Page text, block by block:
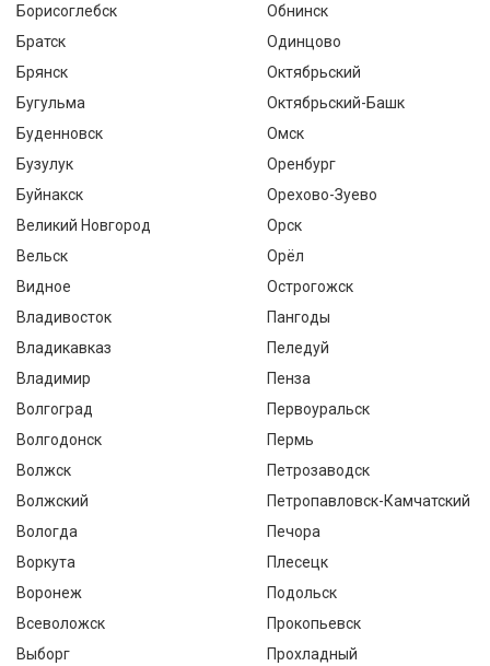
Борисоглебск
Братск
Брянск
Бугульма
Буденновск
Бузулук
Буйнакск
Великий Новгород
Вельск
Видное
Владивосток
Владикавказ
Владимир
Волгоград
Волгодонск
Волжск
Волжский
Вологда
Воркута
Воронеж
Всеволожск
Выборг
Обнинск
Одинцово
Октябрьский
Октябрьский-Башк
Омск
Оренбург
Орехово-Зуево
Орск
Орёл
Острогожск
Пангоды
Пеледуй
Пенза
Первоуральск
Пермь
Петрозаводск
Петропавловск-Камчатский
Печора
Плесецк
Подольск
Прокопьевск
Прохладный